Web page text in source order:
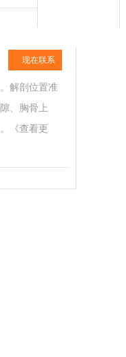
现在联系
解剖位置准
、胸骨上
《查看更